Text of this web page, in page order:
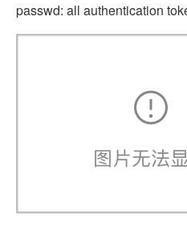
passwd: all authentication